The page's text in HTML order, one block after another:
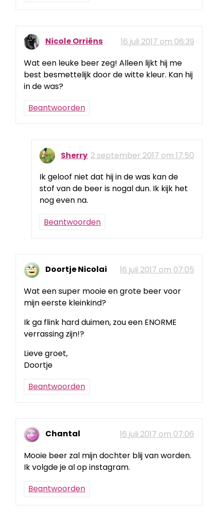
Nicole Orriëns
16 juli 2017 om 06:39
Wat een leuke beer zeg! Alleen lijkt hij me
best besmettelijk door de witte kleur. Kan hij
in de was?
Beantwoorden
Sherry 2 september 2017 om 17:50
Ik geloof niet dat hij in de was kan de
stof van de beer is nogal dun. Ik kijk het
nog even na.
Beantwoorden
Doortje Nicolai
16 juli 2017 om 07:05
Wat een super mooie en grote beer voor
mijn eerste kleinkind?
Ik ga flink hard duimen, zou een ENORME
verrassing zijn!?
Lieve groet,
Doortje
Beantwoorden
Chantal
16 juli 2017 om 07:06
Mooie beer zal mijn dochter blij van worden.
Ik volgde je al op instagram.
Beantwoorden